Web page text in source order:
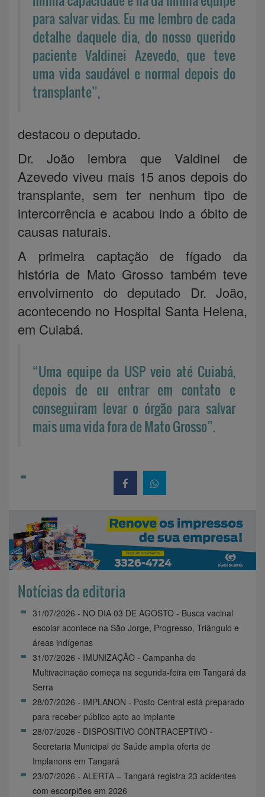
para salvar vidas. Eu me lembro de cada
detalhe daquele dia, do nosso querido
paciente Valdinei Azevedo, que teve
uma vida saudável e normal depois do
transplante”,
destacou o deputado.
Dr. João lembra que Valdinei de
Azevedo viveu mais 15 anos depois do
transplante, sem ter nenhum tipo de
intercorrência e acabou indo a óbito de
causas naturais.
A primeira captação de fígado da
história de Mato Grosso também teve
envolvimento do deputado Dr. João,
acontecendo no Hospital Santa Helena,
em Cuiabá.
“Uma equipe da USP veio até Cuiabá,
depois de eu entrar em contato e
conseguiram levar o órgão para salvar
mais uma vida fora de Mato Grosso”.
Notícias da editoria
31/07/2026 - NO DIA 03 DE AGOSTO - Busca vacinal
escolar acontece na São Jorge, Progresso, Triângulo e
áreas indígenas
31/07/2026 - IMUNIZAÇÃO - Campanha de
Multivacinação começa na segunda-feira em Tangará da
Serra
28/07/2026 - IMPLANON - Posto Central está preparado
para receber público apto ao implante
28/07/2026 - DISPOSITIVO CONTRACEPTIVO -
Secretaria Municipal de Saúde amplia oferta de
Implanons em Tangará
23/07/2026 - ALERTA – Tangará registra 23 acidentes
com escorpiões em 2026